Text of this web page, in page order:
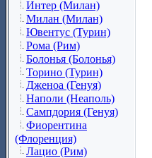
Интер (Милан)
Милан (Милан)
Ювентус (Турин)
Рома (Рим)
Болонья (Болонья)
Торино (Турин)
Дженоа (Генуя)
Наполи (Неаполь)
Сампдория (Генуя)
Фиорентина
(Флоренция)
Лацио (Рим)